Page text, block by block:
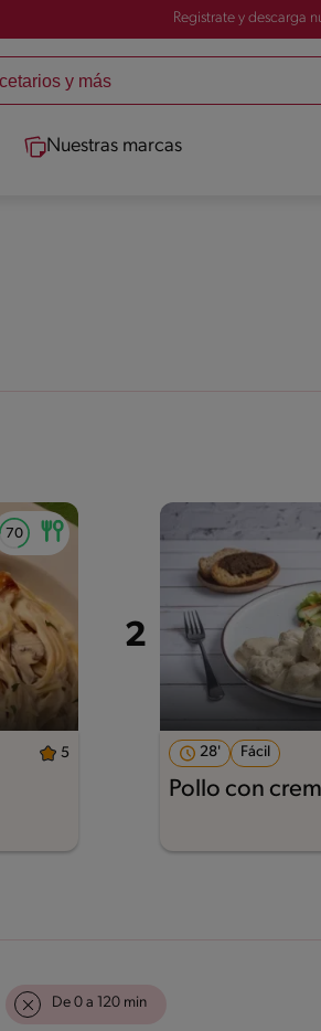
Registrate y descarga
Nuestras marcas
5 28' Fácil
Pollo con
De 0 a 120 min